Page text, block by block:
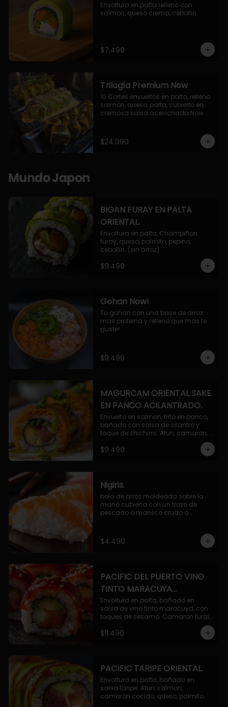
Envoltura en palta relleno con
salmon, queso crema, cebollin.
$7.490
Trilogía Premium Now
10 Cortes envueltos en palta, relleno
salmón, queso, palta, cubierto en
cremosa salsa acevichada Now.
palta, cubierto con topping de
chimichurri de la casa flambeado.
$24.990
Mundo Japon
BIGAN FURAY EN PALTA
ORIENTAL.
Envoltura en palta, Champiñon
furay, queso, palmito, pepino,
cebollin. (sin arroz)
$9.490
Gohan Now!
Tu gohan con una base de arroz
mas proteina y relleno que mas te
guste!
$9.490
MAGURCAM ORIENTAL SAKE
EN PANCO ACILANTRADO.
Envuelto en salmon, frito en panco,
bañado con salsa de cilantro y
toque de shichimi. Atun, camaron,
$9.490
Nigiris.
bola de arroz moldeada sobre la
mano cubierta con un trozo de
pescado o marisco crudo o
$4.490
PACIFIC DEL PUERTO VINO
TINTO MARACUYA
ORIENTAL.
Envoltura en palta, bañado en
salsa de vino tinto maracuya, con
toques de sesamo. Camaron furai,
$11.490
PACIFIC TARIPE ORIENTAL.
Envoltura en palta, bañado en
salsa taripe. Atun, salmon,
camaron cocido, queso, palmito.